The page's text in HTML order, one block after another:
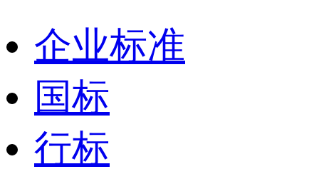
企业标准
国标
行标